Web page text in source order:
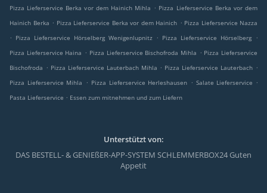
Pizza Lieferservice Berka vor dem Hainich Mihla . Pizza Lieferservice Berka vor dem
Hainich Berka . Pizza Lieferservice Berka vor dem Hainich . Pizza Lieferservice Nazza
. Pizza Lieferservice Hörselberg Wenigenlupnitz . Pizza Lieferservice Hörselberg
.
Pizza Lieferservice Haina . Pizza Lieferservice Bischofroda Mihla . Pizza Lieferservice
Bischofroda . Pizza Lieferservice Lauterbach Mihla . Pizza Lieferservice Lauterbach .
Pizza Lieferservice Mihla
. Pizza Lieferservice Herleshausen . Salate Lieferservice .
Pasta Lieferservice . Essen zum mitnehmen und zum Liefern
Unterstützt von:
DAS BESTELL- & GENIEßER-APP-SYSTEM SCHLEMMERBOX24 Guten
Appetit